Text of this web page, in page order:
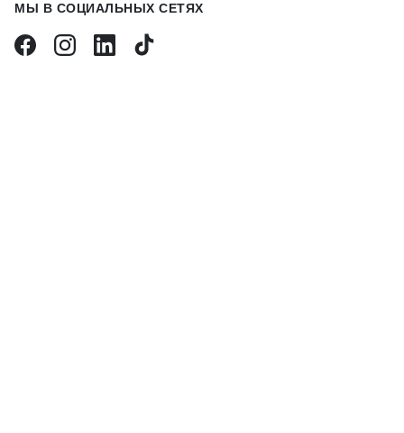
МЫ В СОЦИАЛЬНЫХ СЕТЯХ